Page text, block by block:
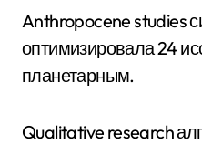
Anthropocene studies
оптимизировала 24
планетарным.
Qualitative research